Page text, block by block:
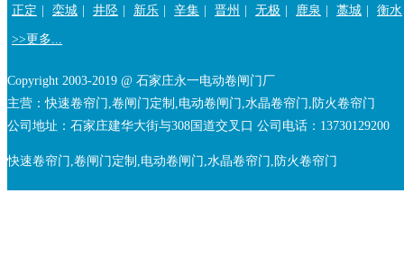
正定 栾城 井陉 新乐 辛集 晋州 无极 鹿泉 藁城 衡水
>>更多...
Copyright 2003-2019 @ 石家庄永一电动卷闸门厂
主营：快速卷帘门,卷闸门定制,电动卷闸门,水晶卷帘门,防火卷帘门
公司地址：石家庄建华大街与308国道交叉口 公司电话：13730129200
快速卷帘门,卷闸门定制,电动卷闸门,水晶卷帘门,防火卷帘门